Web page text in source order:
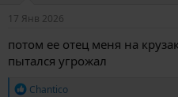
17 Янв 2026
потом ее отец меня на
пытался угрожал
РChantico